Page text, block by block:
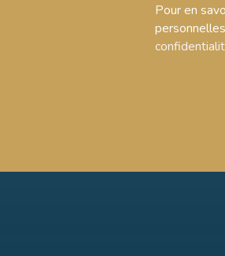
Pour en